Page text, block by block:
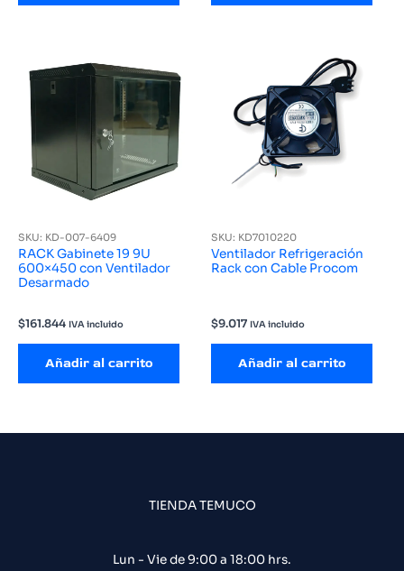
SKU: KD-007-6409
RACK Gabinete 19 9U
600×450 con Ventilador
Desarmado
$161.844 IVA incluido
Añadir al carrito
SKU: KD7010220
Ventilador Refrigeración
Rack con Cable Procom
$9.017 IVA incluido
Añadir al carrito
TIENDA TEMUCO
Lun - Vie de 9:00 a 18:00 hrs.